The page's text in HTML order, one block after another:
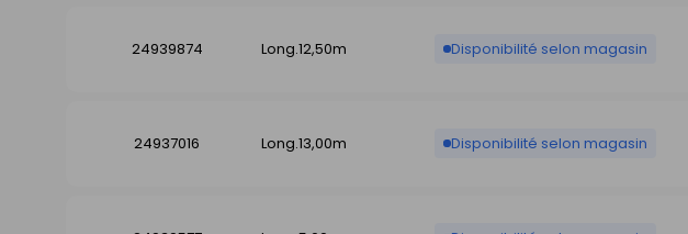
24939874 Long.12,50m Disponibilité selon magasin
24937016 Long.13,00m Disponibilité selon magasin